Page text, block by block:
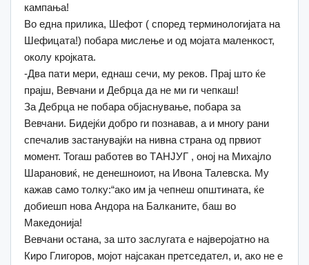
кампања!
Во една прилика, Шефот ( според терминологијата на
Шефицата!) побара мислење и од мојата маленкост,
околу кројката.
-Два пати мери, еднаш сечи, му реков. Прај што ќе
прајш, Вевчани и Дебрца да не ми ги чепкаш!
За Дебрца не побара објаснување, побара за
Вевчани. Бидејќи добро ги познавав, а и многу рани
спечалив застанувајќи на нивна страна од првиот
момент. Тогаш работев во ТАНЈУГ , оној на Михајло
Шарановиќ, не денешноиот, на Ивона Талевска. Му
кажав само толку:“ако им ја чепнеш општината, ќе
добиешп нова Андора на Балканите, баш во
Македонија!
Вевчани остана, за што заслугата е најверојатно на
Киро Глигоров, мојот најсакан претседател, и, ако не е